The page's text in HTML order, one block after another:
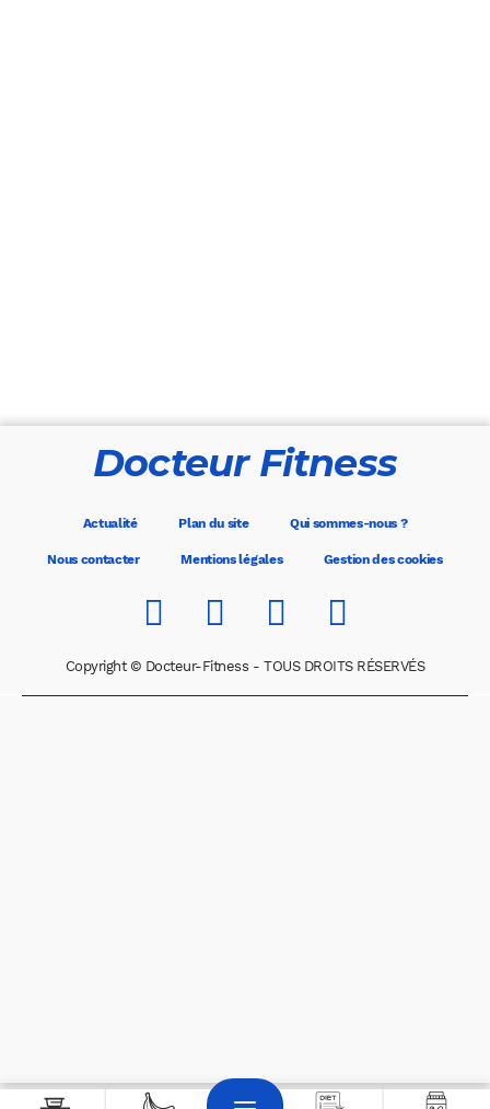
Docteur Fitness
Actualité Plan du site Qui sommes-nous ?
Nous contacter Mentions légales Gestion des cookies
Copyright © Docteur-Fitness - TOUS DROITS RÉSERVÉS